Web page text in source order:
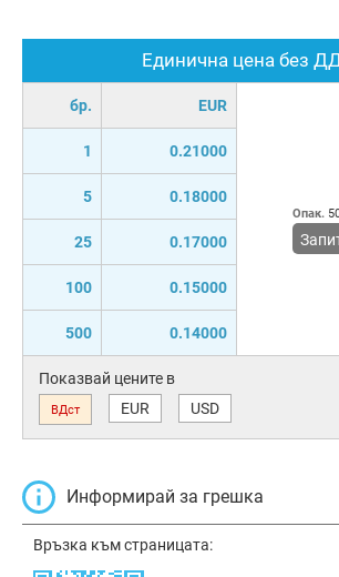
Единична цена без
бр. EUR
1 0.21000
5 0.18000
25 0.17000
100 0.15000
500 0.14000
Опак.
Показвай цените в
ВДст EUR USD
Информирай за грешка
Връзка към страницата: